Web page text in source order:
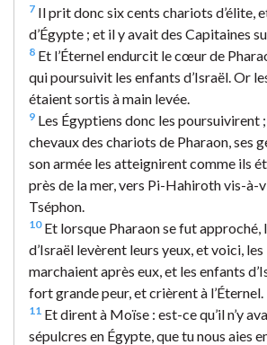
7 Il prit donc six cents chariots d’élite,
d’Égypte ; et il y avait des Capitaines
8 Et l’Éternel endurcit le cœur de
qui poursuivit les enfants d’Israël. Or
étaient sortis à main levée.
9 Les Égyptiens donc les poursuivirent
chevaux des chariots de Pharaon, ses
son armée les atteignirent comme ils
près de la mer, vers Pi-Hahiroth vis-à-
Tséphon.
10Et lorsque Pharaon se fut approché,
d’Israël levèrent leurs yeux, et voici,
marchaient après eux, et les enfants
fort grande peur, et crièrent à l’Éternel.
11 Et dirent à Moïse : est-ce qu’il n’y
sépulcres en Égypte, que tu nous aies